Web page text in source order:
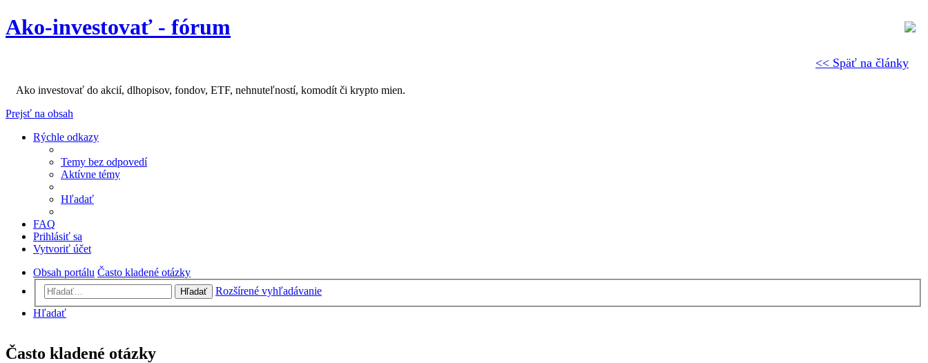
<< Späť na články
Ako-investovať - fórum
Ako investovať do akcií, dlhopisov, fondov, ETF, nehnuteľností, komodít či krypto mien.
Prejsť na obsah
Rýchle odkazy
Temy bez odpovedí
Aktívne témy
Hľadať
FAQ
Prihlásiť sa
Vytvoriť účet
Obsah portálu Často kladené otázky
Hľadať
Rozšírené vyhľadávanie
Hľadať
Často kladené otázky